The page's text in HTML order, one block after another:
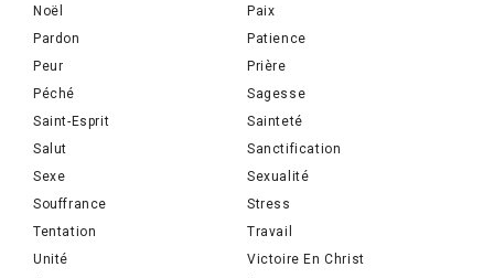
Noël
Paix
Pardon
Patience
Peur
Prière
Péché
Sagesse
Saint-Esprit
Sainteté
Salut
Sanctification
Sexe
Sexualité
Souffrance
Stress
Tentation
Travail
Unité
Victoire En Christ